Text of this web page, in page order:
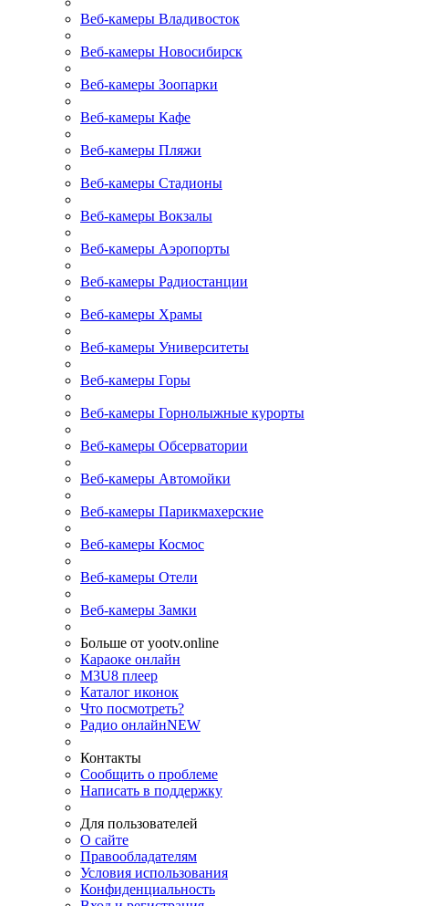
Веб-камеры Владивосток
Веб-камеры Новосибирск
Веб-камеры Зоопарки
Веб-камеры Кафе
Веб-камеры Пляжи
Веб-камеры Стадионы
Веб-камеры Вокзалы
Веб-камеры Аэропорты
Веб-камеры Радиостанции
Веб-камеры Храмы
Веб-камеры Университеты
Веб-камеры Горы
Веб-камеры Горнолыжные курорты
Веб-камеры Обсерватории
Веб-камеры Автомойки
Веб-камеры Парикмахерские
Веб-камеры Космос
Веб-камеры Отели
Веб-камеры Замки
Больше от yootv.online
Караоке онлайн
M3U8 плеер
Каталог иконок
Что посмотреть?
Радио онлайнNEW
Контакты
Сообщить о проблеме
Написать в поддержку
Для пользователей
О сайте
Правообладателям
Условия использования
Конфиденциальность